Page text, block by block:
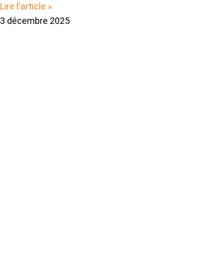
Lire l'article »
3 décembre 2025